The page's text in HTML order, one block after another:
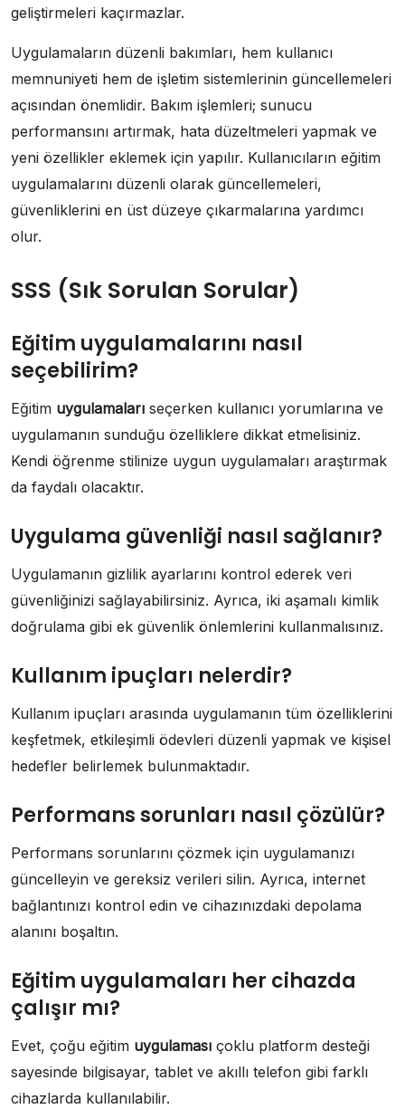
geliştirmeleri kaçırmazlar.
Uygulamaların düzenli bakımları, hem kullanıcı
memnuniyeti hem de işletim sistemlerinin güncellemeleri
açısından önemlidir. Bakım işlemleri; sunucu
performansını artırmak, hata düzeltmeleri yapmak ve
yeni özellikler eklemek için yapılır. Kullanıcıların eğitim
uygulamalarını düzenli olarak güncellemeleri,
güvenliklerini en üst düzeye çıkarmalarına yardımcı
olur.
SSS (Sık Sorulan Sorular)
Eğitim uygulamalarını nasıl
seçebilirim?
Eğitim uygulamaları seçerken kullanıcı yorumlarına ve
uygulamanın sunduğu özelliklere dikkat etmelisiniz.
Kendi öğrenme stilinize uygun uygulamaları araştırmak
da faydalı olacaktır.
Uygulama güvenliği nasıl sağlanır?
Uygulamanın gizlilik ayarlarını kontrol ederek veri
güvenliğinizi sağlayabilirsiniz. Ayrıca, iki aşamalı kimlik
doğrulama gibi ek güvenlik önlemlerini kullanmalısınız.
Kullanım ipuçları nelerdir?
Kullanım ipuçları arasında uygulamanın tüm özelliklerini
keşfetmek, etkileşimli ödevleri düzenli yapmak ve kişisel
hedefler belirlemek bulunmaktadır.
Performans sorunları nasıl çözülür?
Performans sorunlarını çözmek için uygulamanızı
güncelleyin ve gereksiz verileri silin. Ayrıca, internet
bağlantınızı kontrol edin ve cihazınızdaki depolama
alanını boşaltın.
Eğitim uygulamaları her cihazda
çalışır mı?
Evet, çoğu eğitim uygulaması çoklu platform desteği
sayesinde bilgisayar, tablet ve akıllı telefon gibi farklı
cihazlarda kullanılabilir.